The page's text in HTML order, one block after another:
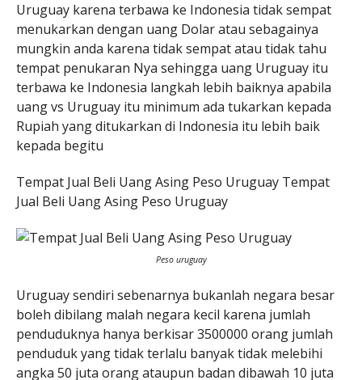
Uruguay karena terbawa ke Indonesia tidak sempat
menukarkan dengan uang Dolar atau sebagainya
mungkin anda karena tidak sempat atau tidak tahu
tempat penukaran Nya sehingga uang Uruguay itu
terbawa ke Indonesia langkah lebih baiknya apabila
uang vs Uruguay itu minimum ada tukarkan kepada
Rupiah yang ditukarkan di Indonesia itu lebih baik
kepada begitu
Tempat Jual Beli Uang Asing Peso Uruguay Tempat
Jual Beli Uang Asing Peso Uruguay
Peso uruguay
Uruguay sendiri sebenarnya bukanlah negara besar
boleh dibilang malah negara kecil karena jumlah
penduduknya hanya berkisar 3500000 orang jumlah
penduduk yang tidak terlalu banyak tidak melebihi
angka 50 juta orang ataupun badan dibawah 10 juta